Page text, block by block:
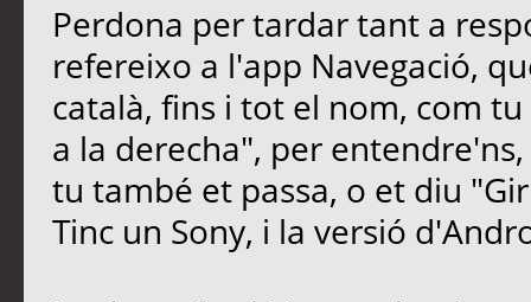
Perdona per tardar tant a
refereixo a l'app Navegació,
català, fins i tot el nom, com
a la derecha", per
tu també et passa, o et diu
Tinc un Sony, i la versió